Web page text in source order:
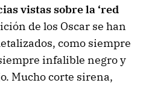
vistas sobre la ‘red
de los Oscar se han
como siempre
infalible negro y
Mucho corte sirena,